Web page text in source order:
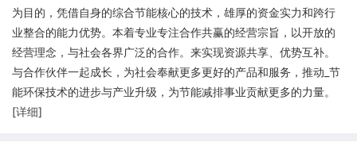
为目的，凭借自身的综合节能核心的技术，雄厚的资金实力和跨行
业整合的能力优势。本着专业专注合作共赢的经营宗旨，以开放的
经营理念，与社会各界广泛的合作。来实现资源共享、优势互补。
与合作伙伴一起成长，为社会奉献更多更好的产品和服务，推动_节
能环保技术的进步与产业升级，为节能减排事业贡献更多的力量。
[详细]